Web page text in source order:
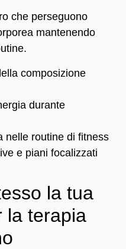
che perseguono
mantenendo
composizione
durante
nelle routine di fitness
e piani focalizzati
la tua
la terapia